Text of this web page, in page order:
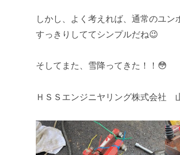
しかし、よく考えれば、通常のユ
すっきりしててシンプルだね😉
そしてまた、雪降ってきた！！😳
ＨＳＳエンジニヤリング株式会社